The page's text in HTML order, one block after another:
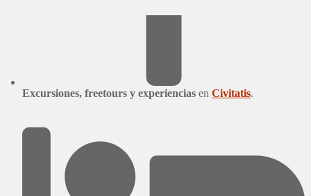
Excursiones, freetours y experiencias en Civitatis.